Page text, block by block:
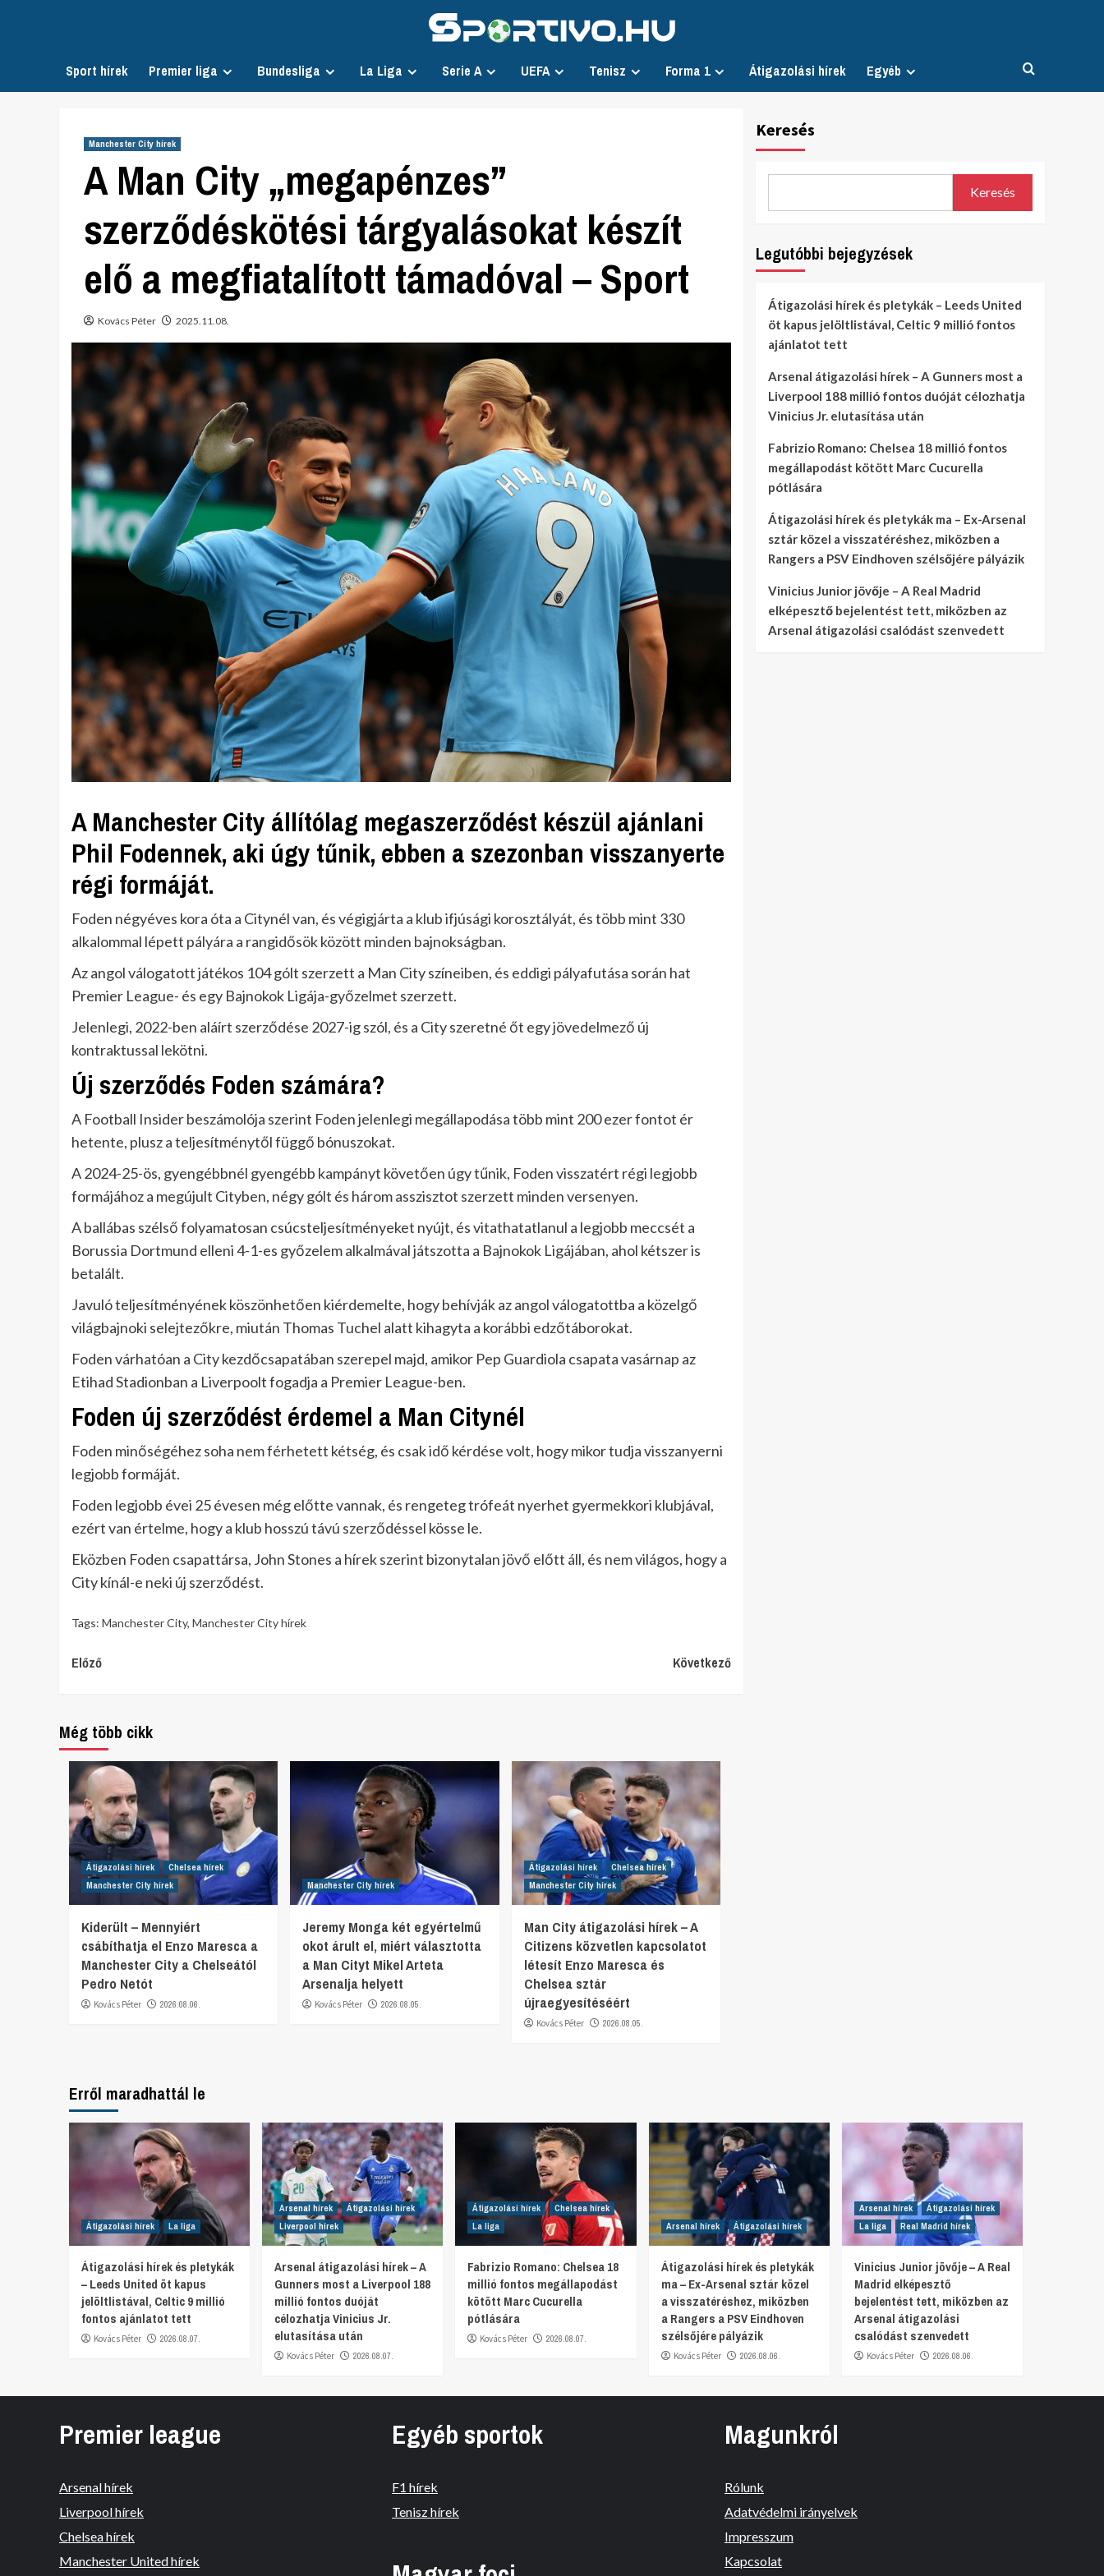
Sport hírek Premier liga Bundesliga La Liga Serie A UEFA Tenisz Forma 1 Átigazolási hírek Egyéb
Manchester City hírek
A Man City „megapénzes”
szerződéskötési tárgyalásokat készít
elő a megfiatalított támadóval – Sport
Kovács Péter 2025.11.08.
A Manchester City állítólag megaszerződést készül ajánlani
Phil Fodennek, aki úgy tűnik, ebben a szezonban visszanyerte
régi formáját.
Foden négyéves kora óta a Citynél van, és végigjárta a klub ifjúsági korosztályát, és több mint 330
alkalommal lépett pályára a rangidősök között minden bajnokságban.
Az angol válogatott játékos 104 gólt szerzett a Man City színeiben, és eddigi pályafutása során hat
Premier League- és egy Bajnokok Ligája-győzelmet szerzett.
Jelenlegi, 2022-ben aláírt szerződése 2027-ig szól, és a City szeretné őt egy jövedelmező új
kontraktussal lekötni.
Új szerződés Foden számára?
A Football Insider beszámolója szerint Foden jelenlegi megállapodása több mint 200 ezer fontot ér
hetente, plusz a teljesítménytől függő bónuszokat.
A 2024-25-ös, gyengébbnél gyengébb kampányt követően úgy tűnik, Foden visszatért régi legjobb
formájához a megújult Cityben, négy gólt és három asszisztot szerzett minden versenyen.
A ballábas szélső folyamatosan csúcsteljesítményeket nyújt, és vitathatatlanul a legjobb meccsét a
Borussia Dortmund elleni 4-1-es győzelem alkalmával játszotta a Bajnokok Ligájában, ahol kétszer is
betalált.
Javuló teljesítményének köszönhetően kiérdemelte, hogy behívják az angol válogatottba a közelgő
világbajnoki selejtezőkre, miután Thomas Tuchel alatt kihagyta a korábbi edzőtáborokat.
Foden várhatóan a City kezdőcsapatában szerepel majd, amikor Pep Guardiola csapata vasárnap az
Etihad Stadionban a Liverpoolt fogadja a Premier League-ben.
Foden új szerződést érdemel a Man Citynél
Foden minőségéhez soha nem férhetett kétség, és csak idő kérdése volt, hogy mikor tudja visszanyerni
legjobb formáját.
Foden legjobb évei 25 évesen még előtte vannak, és rengeteg trófeát nyerhet gyermekkori klubjával,
ezért van értelme, hogy a klub hosszú távú szerződéssel kösse le.
Eközben Foden csapattársa, John Stones a hírek szerint bizonytalan jövő előtt áll, és nem világos, hogy a
City kínál-e neki új szerződést.
Tags: Manchester City, Manchester City hírek
Continue
Előző Következő
Még több cikk
Átigazolási hírek
Chelsea hírek
Manchester City hírek
Kiderült – Mennyiért
csábíthatja el Enzo Maresca a
Manchester City a Chelseától
Pedro Netót
Kovács Péter 2026.08.06.
Manchester City hírek
Jeremy Monga két egyértelmű
okot árult el, miért választotta
a Man Cityt Mikel Arteta
Arsenalja helyett
Kovács Péter 2026.08.05.
Átigazolási hírek
Chelsea hírek
Manchester City hírek
Man City átigazolási hírek – A
Citizens közvetlen kapcsolatot
létesít Enzo Maresca és
Chelsea sztár
újraegyesítéséért
Kovács Péter 2026.08.05.
Keresés
Keresés
Legutóbbi bejegyzések
Átigazolási hírek és pletykák – Leeds United
öt kapus jelöltlistával, Celtic 9 millió fontos
ajánlatot tett
Arsenal átigazolási hírek – A Gunners most a
Liverpool 188 millió fontos duóját célozhatja
Vinicius Jr. elutasítása után
Fabrizio Romano: Chelsea 18 millió fontos
megállapodást kötött Marc Cucurella
pótlására
Átigazolási hírek és pletykák ma – Ex-Arsenal
sztár közel a visszatéréshez, miközben a
Rangers a PSV Eindhoven szélsőjére pályázik
Vinicius Junior jövője – A Real Madrid
elképesztő bejelentést tett, miközben az
Arsenal átigazolási csalódást szenvedett
Erről maradhattál le
Átigazolási hírek La liga
Átigazolási hírek és pletykák
– Leeds United öt kapus
jelöltlistával, Celtic 9 millió
fontos ajánlatot tett
Kovács Péter 2026.08.07.
Arsenal hírek
Átigazolási hírek
Liverpool hírek
Arsenal átigazolási hírek – A
Gunners most a Liverpool 188
millió fontos duóját
célozhatja Vinicius Jr.
elutasítása után
Kovács Péter 2026.08.07.
Átigazolási hírek
Chelsea hírek
La liga
Fabrizio Romano: Chelsea 18
millió fontos megállapodást
kötött Marc Cucurella
pótlására
Kovács Péter 2026.08.07.
Arsenal hírek Átigazolási hírek
Átigazolási hírek és pletykák
ma – Ex-Arsenal sztár közel
a visszatéréshez, miközben
a Rangers a PSV Eindhoven
szélsőjére pályázik
Kovács Péter 2026.08.06.
Arsenal hírek
Átigazolási hírek
La liga
Real Madrid hírek
Vinicius Junior jövője – A Real
Madrid elképesztő
bejelentést tett, miközben az
Arsenal átigazolási
csalódást szenvedett
Kovács Péter 2026.08.06.
Premier league
Arsenal hírek
Liverpool hírek
Chelsea hírek
Manchester United hírek
Egyéb sportok
F1 hírek
Tenisz hírek
Magunkról
Rólunk
Adatvédelmi irányelvek
Impresszum
Kapcsolat